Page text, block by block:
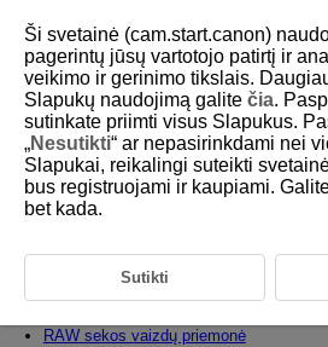
D233-041
Vaizdų apdorojimas
priemonėmis
PQ reikalavimus atitinkančių HDR
RAW sekos vaizdų priemonė
Ši svetainė (cam.start.canon)
pagerintų jūsų vartotojo patirtį ir
veikimo ir gerinimo tikslais.
Slapukų naudojimą galite čia.
sutinkate priimti visus Slapukus.
„Nesutikti“ ar nepasirinkdami nei
Slapukai, reikalingi suteikti
bus registruojami ir kaupiami.
bet kada.
Sutikti